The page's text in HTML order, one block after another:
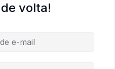
volta!